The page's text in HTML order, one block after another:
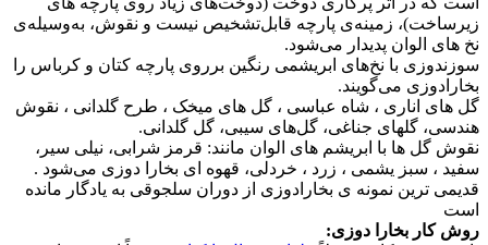
زیرساخت)، زمینه‌ی پارچه قابل‌تشخیص نیست و نقوش، به‌وسیله‌ی
نخ های الوان پدیدار می‌شود.
سوزندوزی با نخ‌هاى ابریشمى رنگین برروى پارچه کتان و کرباس را
بخارادوزى مى‌گویند.
گل های اناری ، شاه عباسی ، گل های میخک ، طرح گلدانی ، ﻧﻘﻮش
ﻫﻨﺪسی، ﮔﻠﻬﺎی ﺟﻨﺎغی، گل‌های سیبی، ﮔﻞ ﮔﻠﺪانی.
نقوش گل ها با ابریشم های الوان مانند: قرمز شرابی، نیلی سیر،
سفید ، سبز یشمی ، زرد ، خردلی، قهوه ای بخارا دوزی می‌شود .
قدیمی ترین نمونه ی بخارادوزی از دوران سلجوقی به یادگار مانده
است
روش کار بخارا دوزی: